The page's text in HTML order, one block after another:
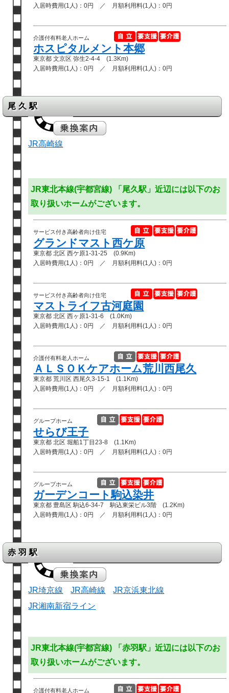
入居時費用(1人)：0円 ／ 月額利用料(1人)：0円
介護付有料老人ホーム
ホスピタルメント本郷
東京都 文京区 弥⽣2-4-4 (1.3Km)
入居時費用(1人)：0円 ／ 月額利用料(1人)：0円
尾久駅
JR高崎線
JR東北本線(宇都宮線) 「尾久駅」近辺には以下のお
取り扱いホームがございます。
サービス付き高齢者向け住宅
グランドマスト西ケ原
東京都 北区 西ケ原1-31-25 (0.9Km)
入居時費用(1人)：0円 ／ 月額利用料(1人)：0円
サービス付き高齢者向け住宅
マストライフ古河庭園
東京都 北区 西ヶ原1-31-6 (1.0Km)
入居時費用(1人)：0円 ／ 月額利用料(1人)：0円
介護付有料老人ホーム
ＡＬＳＯＫケアホーム荒川西尾久
東京都 荒川区 西尾久3-15-1 (1.1Km)
入居時費用(1人)：0円 ／ 月額利用料(1人)：0円
グループホーム
せらび王子
東京都 北区 堀船1丁目23-8 (1.1Km)
入居時費用(1人)：0円 ／ 月額利用料(1人)：0円
グループホーム
ガーデンコート駒込染井
東京都 豊島区 駒込6-34-7 駒込東栄ビル3階 (1.2Km)
入居時費用(1人)：0円 ／ 月額利用料(1人)：0円
赤羽駅
JR埼京線 JR高崎線
JR京浜東北線
JR湘南新宿ライン
JR東北本線(宇都宮線) 「赤羽駅」近辺には以下のお
取り扱いホームがございます。
介護付有料老人ホーム